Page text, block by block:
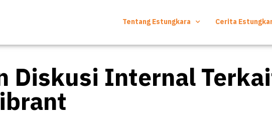
Tentang Estungkara Cerita
Diskusi Internal